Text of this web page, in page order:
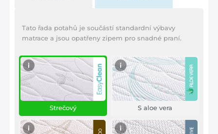
Tato řada potahů je součástí standardní výbavy
matrace a jsou opatřeny zipem pro snadné praní.
Strečový
i
S aloe vera
i
i i